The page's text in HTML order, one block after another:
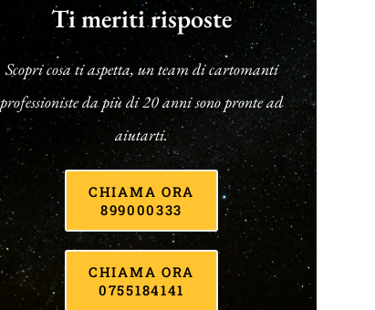
Ti meriti risposte
Scopri cosa ti aspetta, un team di cartomanti
professioniste da più di 20 anni sono pronte ad
aiutarti.
CHIAMA ORA
899000333
CHIAMA ORA
0755184141